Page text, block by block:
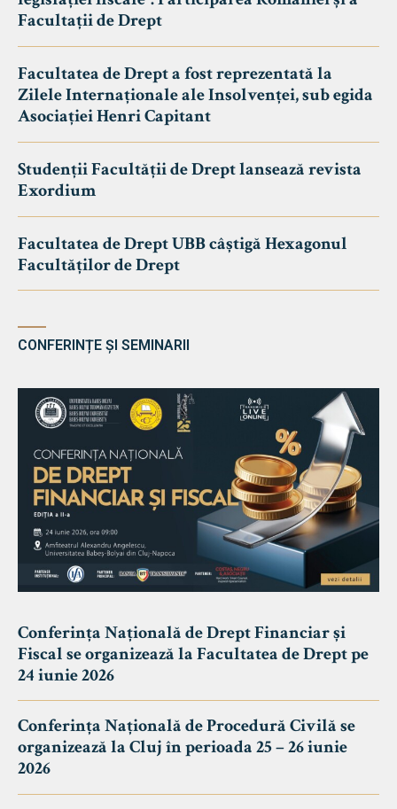
Facultații de Drept
Facultatea de Drept a fost reprezentată la
Zilele Internaționale ale Insolvenței, sub egida
Asociației Henri Capitant
Studenții Facultății de Drept lansează revista
Exordium
Facultatea de Drept UBB câștigă Hexagonul
Facultăților de Drept
CONFERINȚE ȘI SEMINARII
Conferința Națională de Drept Financiar și
Fiscal se organizează la Facultatea de Drept pe
24 iunie 2026
Conferința Națională de Procedură Civilă se
organizează la Cluj în perioada 25 – 26 iunie
2026